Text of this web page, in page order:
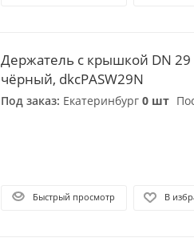
Держатель с крышкой DN
чёрный, dkcPASW29N
Под заказ: Екатеринбург 0 шт
Быстрый просмотр В